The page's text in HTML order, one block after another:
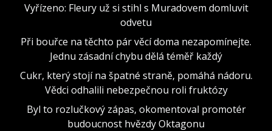
Vyřízeno: Fleury už si stihl s Muradovem domluvit
odvetu
Při bouřce na těchto pár věcí doma nezapomínejte.
Jednu zásadní chybu dělá téměř každý
Cukr, který stojí na špatné straně, pomáhá nádoru.
Vědci odhalili nebezpečnou roli fruktózy
Byl to rozlučkový zápas, okomentoval promotér
budoucnost hvězdy Oktagonu